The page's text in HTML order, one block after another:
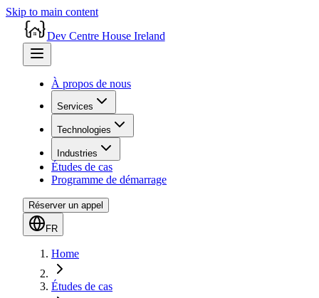
Skip to main content
Dev Centre House Ireland
À propos de nous
Services
Technologies
Industries
Études de cas
Programme de démarrage
Réserver un appel
FR
Home
Études de cas